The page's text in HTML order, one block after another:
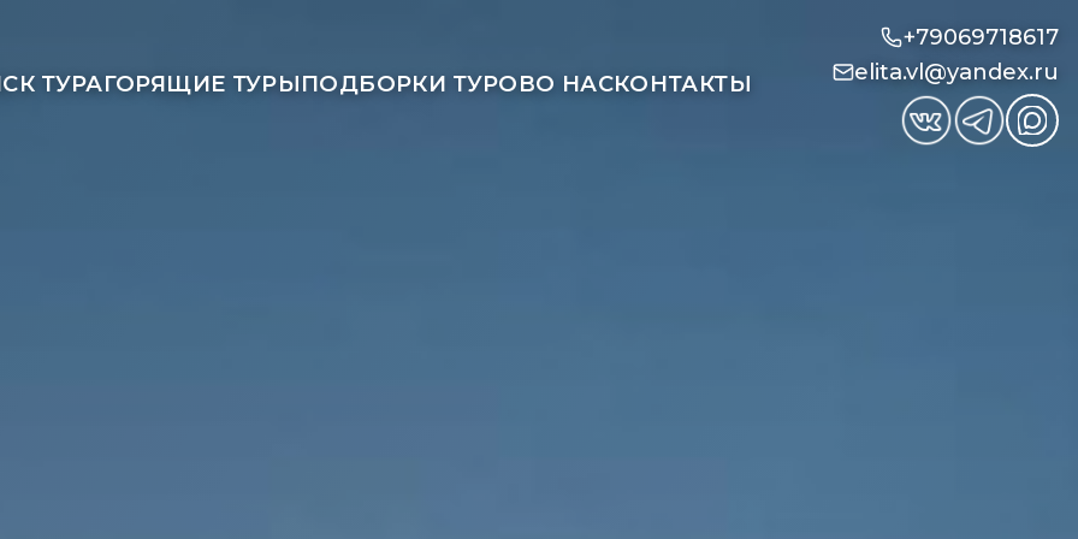
ТУРАГОРЯЩИЕ ТУРЫПОДБОРКИ ТУРОВО НАСКОНТАКТЫ
+79069718617
elita.vl@yandex.ru